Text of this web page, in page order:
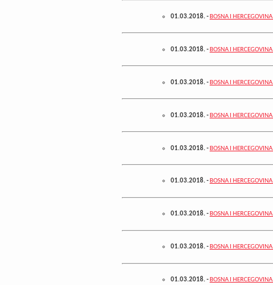
01.03.2018.- BOSNA I
01.03.2018.- BOSNA I
01.03.2018.- BOSNA I
01.03.2018.- BOSNA I
01.03.2018.- BOSNA I
01.03.2018.-BOSNA I
01.03.2018.-BOSNA I
01.03.2018.-BOSNA I
01.03.2018.-BOSNA I